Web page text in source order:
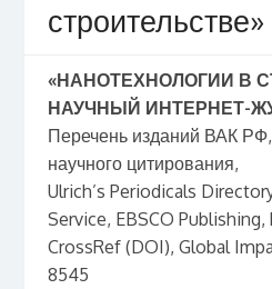
строительстве»
«НАНОТЕХНОЛОГИИ В
НАУЧНЫЙ ИНТЕРНЕТ-
Перечень изданий ВАК
научного цитирования,
Ulrich’s Periodicals
Service, EBSCO Publishing,
CrossRef (DOI), Global
8545